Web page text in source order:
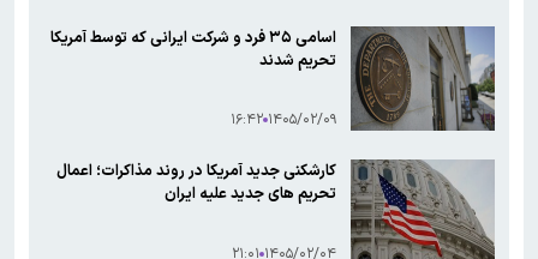
اسامی ۳۵ فرد و شرکت ایرانی که توسط آمریکا
تحریم شدند
۱۴۰۵/۰۲/۰۹ ۱۶:۴۲
کارشکنی جدید آمریکا در روند مذاکرات؛ اعمال
تحریم های جدید علیه ایران
۱۴۰۵/۰۲/۰۴ ۲۱:۰۱